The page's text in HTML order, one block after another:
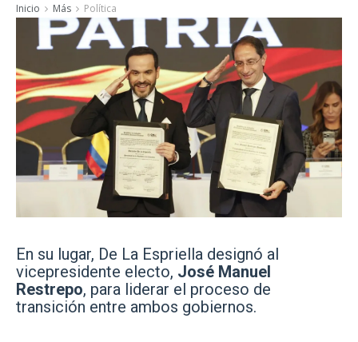
Inicio Más Política
En su lugar, De La Espriella designó al
vicepresidente electo, José Manuel
Restrepo, para liderar el proceso de
transición entre ambos gobiernos.